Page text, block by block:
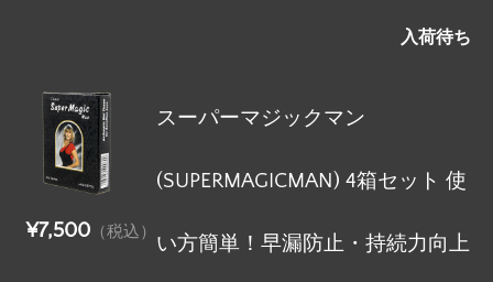
入荷待ち
スーパーマジックマン
(SUPERMAGICMAN) 4箱セット 使
い方簡単！早漏防止・持続力向上
¥7,500 （税込）